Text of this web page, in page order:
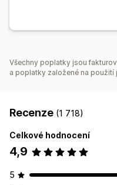
Všechny poplatky jsou
a poplatky založené na
Recenze (1 718)
Celkové hodnocení
4,9
5